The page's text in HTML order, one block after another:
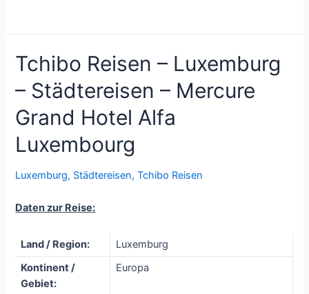
Tchibo Reisen – Luxemburg
– Städtereisen – Mercure
Grand Hotel Alfa
Luxembourg
Luxemburg, Städtereisen,Tchibo Reisen
Daten zur Reise:
Land / Region:
Luxemburg
Kontinent /
Gebiet:
Europa